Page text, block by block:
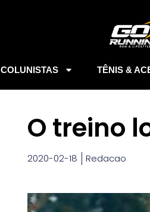
COLUNISTAS TÊNIS &
O treino
2020-02-18 Redacao